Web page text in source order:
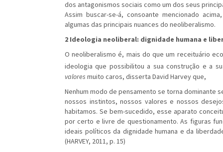
dos antagonismos sociais como um dos seus
Assim buscar-se-á, consoante mencionado
algumas das principais nuances do neoliberalismo.
2 Ideologia neoliberal: dignidade humana e
O neoliberalismo é, mais do que um receituário
ideologia que possibilitou a sua construção e a
valores muito caros, disserta David Harvey que,
Nenhum modo de pensamento se torna dominante
nossos instintos, nossos valores e nossos
habitamos. Se bem-sucedido, esse aparato
por certo e livre de questionamento. As figuras
ideais políticos da dignidade humana e da
(HARVEY, 2011, p. 15)